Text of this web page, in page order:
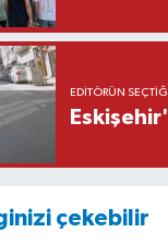
EDITÖRÜN SEÇTIĞI
çekebilir